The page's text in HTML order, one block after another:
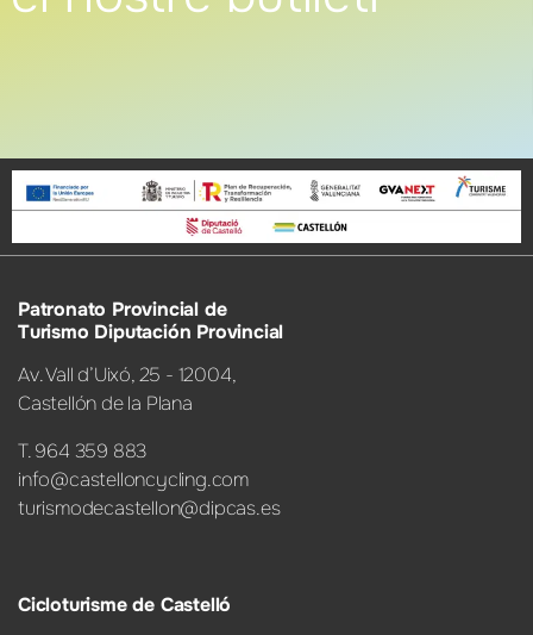
Patronato Provincial de
Turismo Diputación Provincial
Av. Vall d’Uixó, 25 - 12004,
Castellón de la Plana
T. 964 359 883
info@castelloncycling.com
turismodecastellon@dipcas.es
Cicloturisme de Castelló